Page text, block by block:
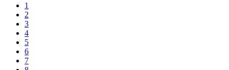
1
2
3
4
5
6
7